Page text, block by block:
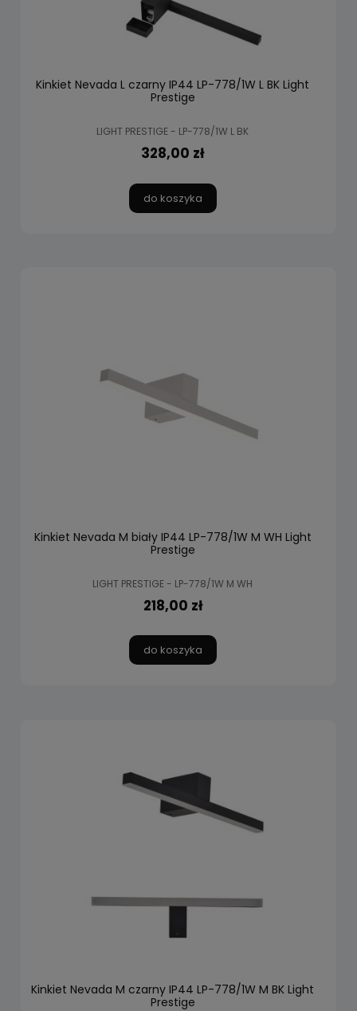
Kinkiet Nevada L czarny IP44 LP-778/1W L BK Light
Prestige
LIGHT PRESTIGE - LP-778/1W L BK
328,00 zł
do koszyka
Kinkiet Nevada M biały IP44 LP-778/1W M WH Light
Prestige
LIGHT PRESTIGE - LP-778/1W M WH
218,00 zł
do koszyka
Kinkiet Nevada M czarny IP44 LP-778/1W M BK Light
Prestige